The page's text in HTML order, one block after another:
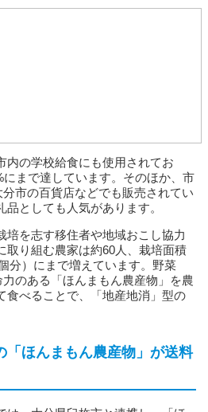
内の学校給食にも使用されてお
にまで達しています。そのほか、市
市の百貨店などでも販売されてい
としても人気があります。
培を志す移住者や地域おこし協力
取り組む農家は約60人、栽培面積
分）にまで増えています。野菜
力のある「ほんまもん農産物」を農
食べることで、「地産地消」型の
「ほんまもん農産物」が送料